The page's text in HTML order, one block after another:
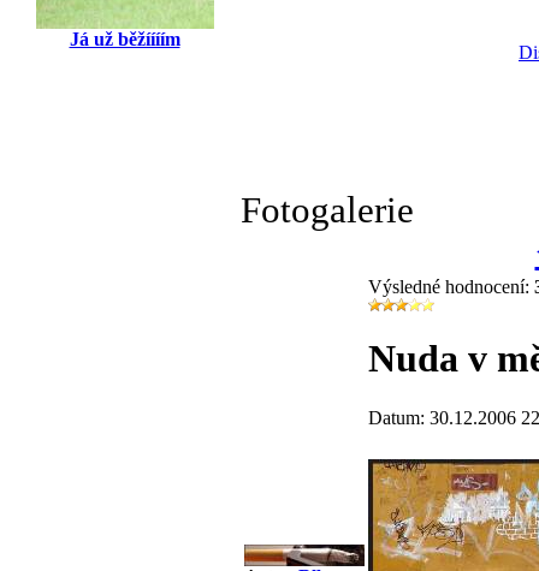
Já už běžíííím
Fotogalerie
Výsledné hodnocení:
Nuda v
Datum: 30.12.2006